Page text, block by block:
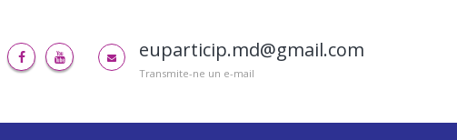
euparticip.md@gmail.com
Transmite-ne un e-mail